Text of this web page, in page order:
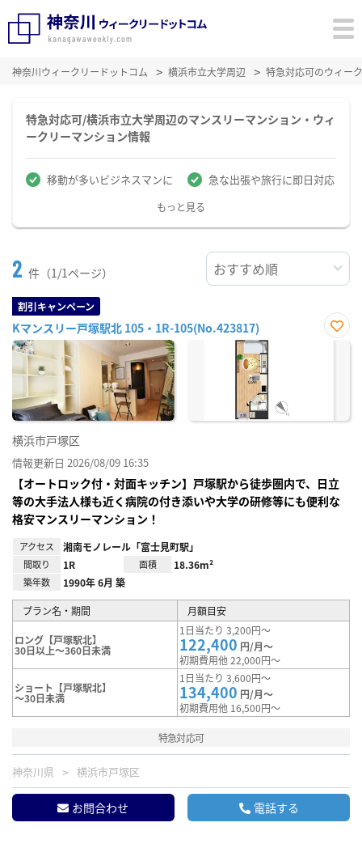
神奈川ウィークリードットコム 横浜市立大学周辺 特急対応可のウィー
特急対応可/横浜市立大学周辺のマンスリーマンション・ウィ
ークリーマンション情報
移動が多いビジネスマンに 急な出張や旅行に即日対応
もっと見る
2 件（1/1ページ）
割引キャンペーン
Kマンスリー戸塚駅北 105・1R-105(No.423817)
お気
横浜市戸塚区
情報更新日 2026/08/09 16:35
【オートロック付・対面キッチン】戸塚駅から徒歩圏内で、日立
等の大手法人様も近く病院の付き添いや大学の研修等にも便利な
格安マンスリーマンション！
アクセス 湘南モノレール「富士見町駅」
間取り 1R 面積 18.36m²
築年数 1990年 6月 築
プラン名・期間 月額目安
ロング【戸塚駅北】
30日以上～360日未満
1日当たり 3,200円～
122,400 円/月～
初期費用他 22,000円～
ショート【戸塚駅北】
～30日未満
1日当たり 3,600円～
134,400 円/月～
初期費用他 16,500円～
特急対応可
神奈川県 横浜市戸塚区
お問合わせ 電話する